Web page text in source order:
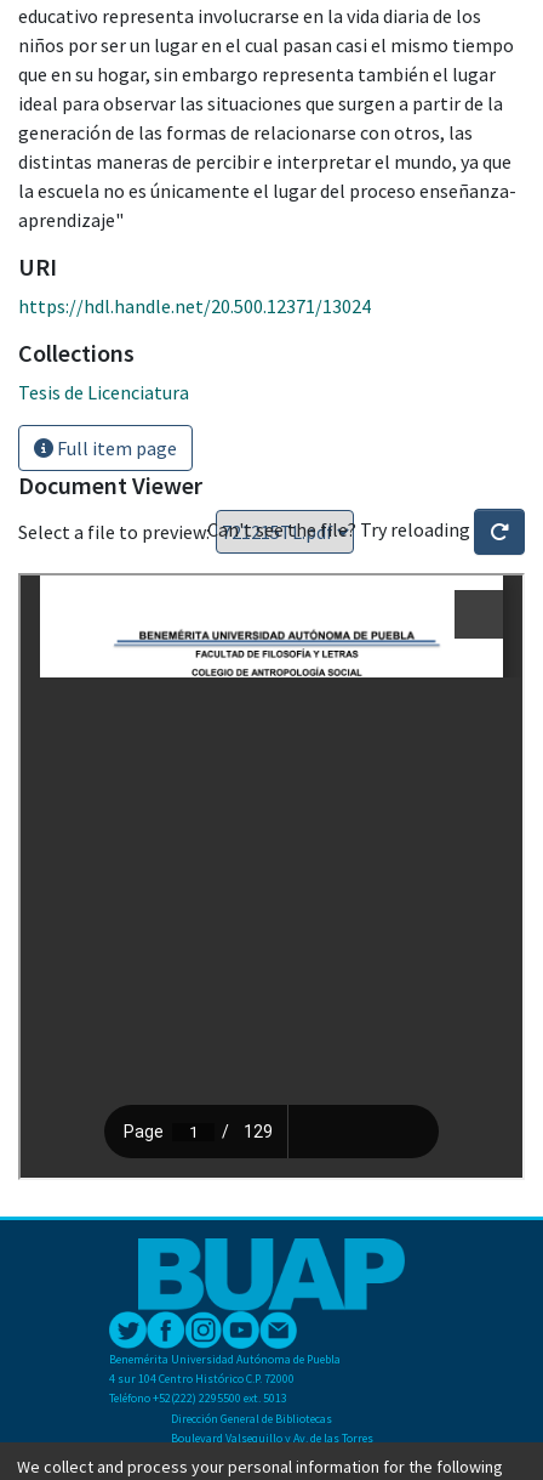
educativo representa involucrarse en la vida diaria de los
niños por ser un lugar en el cual pasan casi el mismo tiempo
que en su hogar, sin embargo representa también el lugar
ideal para observar las situaciones que surgen a partir de la
generación de las formas de relacionarse con otros, las
distintas maneras de percibir e interpretar el mundo, ya que
la escuela no es únicamente el lugar del proceso enseñanza-
aprendizaje"
URI
https://hdl.handle.net/20.500.12371/13024
Collections
Tesis de Licenciatura
Full item page
Document Viewer
Select a file to preview:Can't see the file? Try reloading
Benemérita Universidad Autónoma de Puebla
4 sur 104 Centro Histórico C.P. 72000
Teléfono +52(222) 2295500 ext. 5013
Dirección General de Bibliotecas
Boulevard Valsequillo y Av. de las Torres
Ciudad Universitaria. Col. San Manuel
We collect and process your personal information for the following